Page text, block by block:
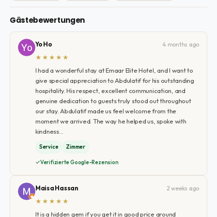
Gästebewertungen
Yo Ho
4 months ago
★★★★★
I had a wonderful stay at Emaar Elite Hotel, and I want to
give special appreciation to Abdulatif for his outstanding
hospitality. His respect, excellent communication, and
genuine dedication to guests truly stood out throughout
our stay. Abdulatif made us feel welcome from the
moment we arrived. The way he helped us, spoke with
kindness…
Service Zimmer
Verifizierte Google-Rezension
Maisa Hassan
2 weeks ago
★★★★★
It is a hidden gem if you get it in good price around